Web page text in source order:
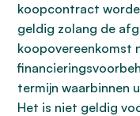
koopcontract
geldig zolang de
koopovereenkomst
termijn waarbinnen
Het is niet geldig